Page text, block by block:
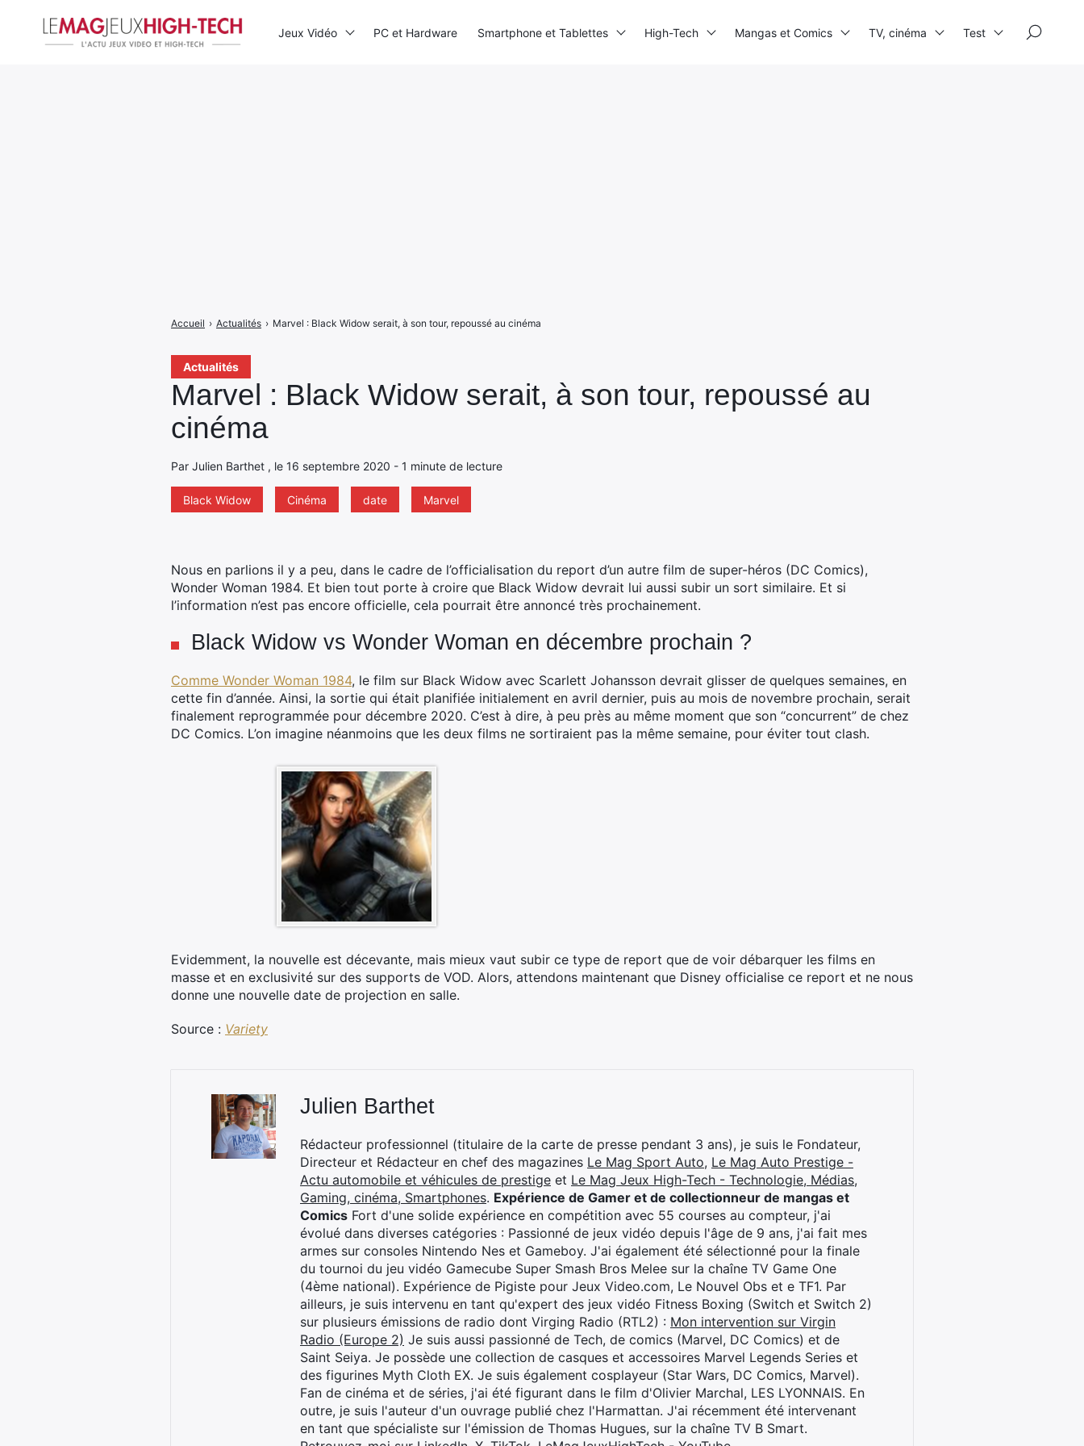
Actualités
Marvel : Black Widow serait, à son tour, repoussé au
cinéma
Par Julien Barthet , le 16 septembre 2020 - 1 minute de lecture
Black Widow Cinéma date Marvel
Accueil › Actualités › Marvel : Black Widow serait, à son tour, repoussé au cinéma
Nous en parlions il y a peu, dans le cadre de l’officialisation du report d’un autre film de super-héros (DC Comics),
Wonder Woman 1984. Et bien tout porte à croire que Black Widow devrait lui aussi subir un sort similaire. Et si
l’information n’est pas encore officielle, cela pourrait être annoncé très prochainement.
Black Widow vs Wonder Woman en décembre prochain ?
Comme Wonder Woman 1984, le film sur Black Widow avec Scarlett Johansson devrait glisser de quelques semaines, en
cette fin d’année. Ainsi, la sortie qui était planifiée initialement en avril dernier, puis au mois de novembre prochain, serait
finalement reprogrammée pour décembre 2020. C’est à dire, à peu près au même moment que son “concurrent” de chez
DC Comics. L’on imagine néanmoins que les deux films ne sortiraient pas la même semaine, pour éviter tout clash.
Evidemment, la nouvelle est décevante, mais mieux vaut subir ce type de report que de voir débarquer les films en
masse et en exclusivité sur des supports de VOD. Alors, attendons maintenant que Disney officialise ce report et ne nous
donne une nouvelle date de projection en salle.
Source : Variety
Julien Barthet
Rédacteur professionnel (titulaire de la carte de presse pendant 3 ans), je suis le Fondateur,
Directeur et Rédacteur en chef des magazines Le Mag Sport Auto, Le Mag Auto Prestige -
Actu automobile et véhicules de prestige et Le Mag Jeux High-Tech - Technologie, Médias,
Gaming, cinéma, Smartphones. Expérience de Gamer et de collectionneur de mangas et
Comics Fort d'une solide expérience en compétition avec 55 courses au compteur, j'ai
évolué dans diverses catégories : Passionné de jeux vidéo depuis l'âge de 9 ans, j'ai fait mes
armes sur consoles Nintendo Nes et Gameboy. J'ai également été sélectionné pour la finale
du tournoi du jeu vidéo Gamecube Super Smash Bros Melee sur la chaîne TV Game One
(4ème national). Expérience de Pigiste pour Jeux Video.com, Le Nouvel Obs et e TF1. Par
ailleurs, je suis intervenu en tant qu'expert des jeux vidéo Fitness Boxing (Switch et Switch 2)
sur plusieurs émissions de radio dont Virging Radio (RTL2) : Mon intervention sur Virgin
Radio (Europe 2) Je suis aussi passionné de Tech, de comics (Marvel, DC Comics) et de
Saint Seiya. Je possède une collection de casques et accessoires Marvel Legends Series et
des figurines Myth Cloth EX. Je suis également cosplayeur (Star Wars, DC Comics, Marvel).
Fan de cinéma et de séries, j'ai été figurant dans le film d'Olivier Marchal, LES LYONNAIS. En
outre, je suis l'auteur d'un ouvrage publié chez l'Harmattan. J'ai récemment été intervenant
en tant que spécialiste sur l'émission de Thomas Hugues, sur la chaîne TV B Smart.
Jeux Vidéo PC et Hardware Smartphone et Tablettes High-Tech Mangas et Comics TV, cinéma Test